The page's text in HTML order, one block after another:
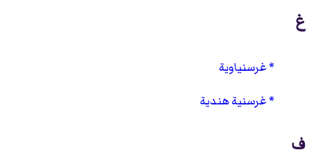
غ
غرسنياوية
غرسنية هندية
ف